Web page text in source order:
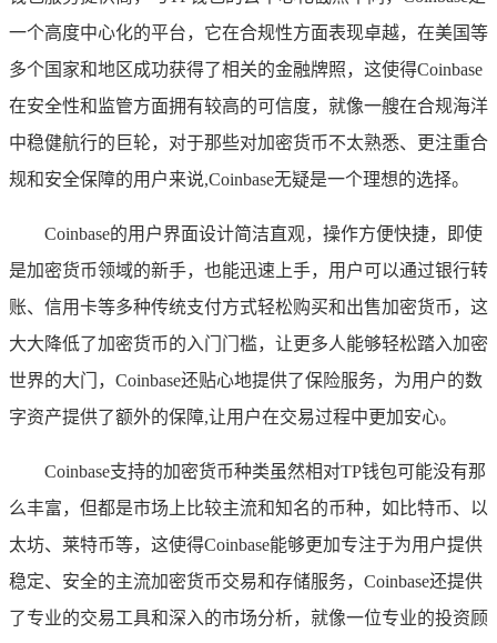
一个高度中心化的平台，它在合规性方面表现卓越，在美国等
多个国家和地区成功获得了相关的金融牌照，这使得Coinbase
在安全性和监管方面拥有较高的可信度，就像一艘在合规海洋
中稳健航行的巨轮，对于那些对加密货币不太熟悉、更注重合
规和安全保障的用户来说,Coinbase无疑是一个理想的选择。
Coinbase的用户界面设计简洁直观，操作方便快捷，即使
是加密货币领域的新手，也能迅速上手，用户可以通过银行转
账、信用卡等多种传统支付方式轻松购买和出售加密货币，这
大大降低了加密货币的入门门槛，让更多人能够轻松踏入加密
世界的大门，Coinbase还贴心地提供了保险服务，为用户的数
字资产提供了额外的保障,让用户在交易过程中更加安心。
Coinbase支持的加密货币种类虽然相对TP钱包可能没有那
么丰富，但都是市场上比较主流和知名的币种，如比特币、以
太坊、莱特币等，这使得Coinbase能够更加专注于为用户提供
稳定、安全的主流加密货币交易和存储服务，Coinbase还提供
了专业的交易工具和深入的市场分析，就像一位专业的投资顾